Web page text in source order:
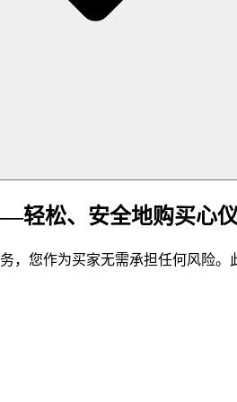
轻松、安全地购买心
，您作为买家无需承担任何风险